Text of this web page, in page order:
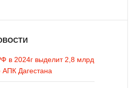
в 2024г выделит 2,8 млрд
АПК Дагестана